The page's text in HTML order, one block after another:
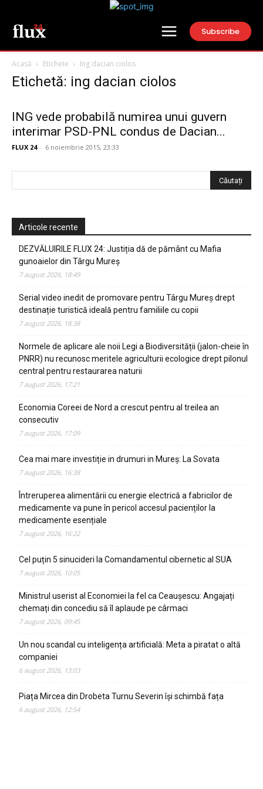
Subscribe
Acasă Etichete Ing dacian ciolos
Etichetă: ing dacian ciolos
ING vede probabilă numirea unui guvern
interimar PSD-PNL condus de Dacian...
FLUX 24 - 6 noiembrie 2015, 23:33
Articole recente
DEZVĂLUIRILE FLUX 24: Justiția dă de pământ cu Mafia
gunoaielor din Târgu Mureș
7 august 2026, 18:49
Serial video inedit de promovare pentru Târgu Mureș drept
destinație turistică ideală pentru familiile cu copii
7 august 2026, 18:38
Normele de aplicare ale noii Legi a Biodiversității (jalon-cheie în
PNRR) nu recunosc meritele agriculturii ecologice drept pilonul
central pentru restaurarea naturii
7 august 2026, 17:21
Economia Coreei de Nord a crescut pentru al treilea an
consecutiv
7 august 2026, 17:09
Cea mai mare investiție in drumuri in Mureș: La Sovata
7 august 2026, 16:38
Întreruperea alimentării cu energie electrică a fabricilor de
medicamente va pune în pericol accesul pacienților la
medicamente esențiale
7 august 2026, 16:22
Cel puțin 5 sinucideri la Comandamentul cibernetic al SUA
7 august 2026, 10:05
Ministrul userist al Economiei la fel ca Ceaușescu: Angajați
chemați din concediu să îl aplaude pe cârmaci
7 august 2026, 09:45
Un nou scandal cu inteligența artificială: Meta a piratat o altă
companiei
6 august 2026, 13:03
Piața Mircea din Drobeta Turnu Severin își schimbă fața
6 august 2026, 12:54